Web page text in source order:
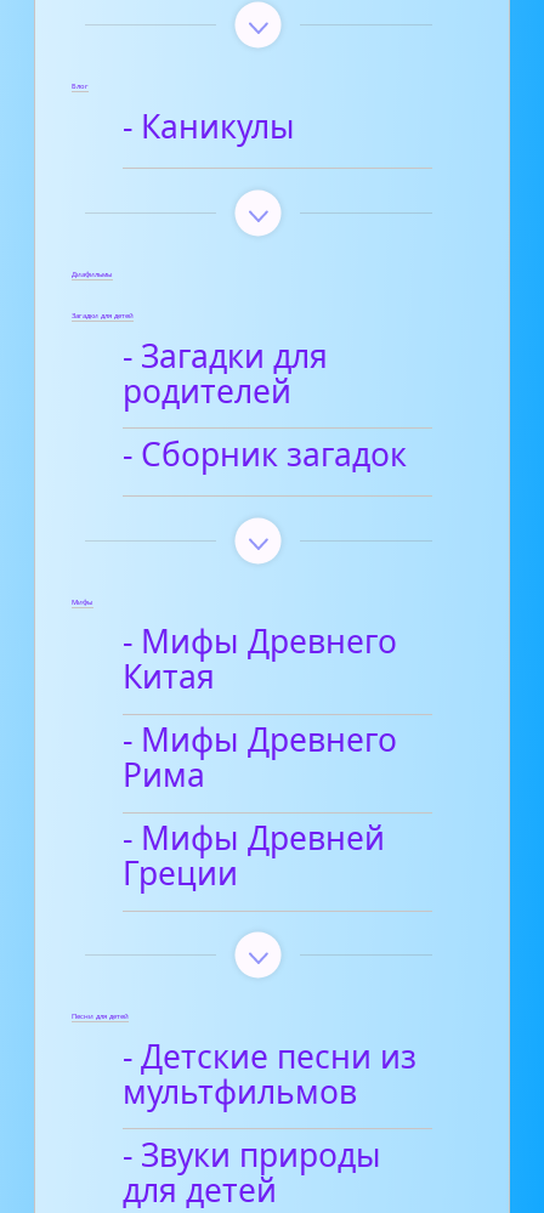
Блог
- Каникулы
Диафильмы
Загадки для детей
- Загадки для
родителей
- Сборник загадок
Мифы
- Мифы Древнего
Китая
- Мифы Древнего
Рима
- Мифы Древней
Греции
Песни для детей
- Детские песни из
мультфильмов
- Звуки природы
для детей